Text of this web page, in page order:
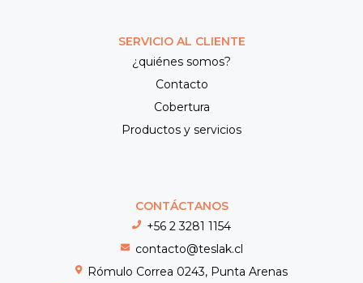
SERVICIO AL CLIENTE
¿quiénes somos?
Contacto
Cobertura
Productos y servicios
CONTÁCTANOS
+56 2 3281 1154
contacto@teslak.cl
Rómulo Correa 0243, Punta Arenas